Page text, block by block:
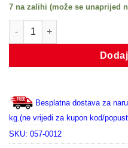
7 na zalihi (može se unaprijed
PHC 2050-C/L količina
Besplatna dostava za
kg.(ne vrijedi za kupon kod/
SKU: 057-0012